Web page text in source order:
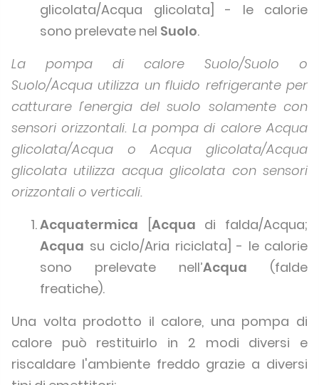
glicolata/Acqua glicolata] - le calorie
sono prelevate nel Suolo.
La pompa di calore Suolo/Suolo o
Suolo/Acqua utilizza un fluido refrigerante per
catturare l’energia del suolo solamente con
sensori orizzontali. La pompa di calore Acqua
glicolata/Acqua o Acqua glicolata/Acqua
glicolata utilizza acqua glicolata con sensori
orizzontali o verticali.
Acquatermica
[Acqua di falda/Acqua;
Acqua su ciclo/Aria riciclata] - le calorie
sono prelevate nell’Acqua (falde
freatiche).
Una volta prodotto il calore, una pompa di
calore può restituirlo in 2 modi diversi e
riscaldare l'ambiente freddo grazie a diversi